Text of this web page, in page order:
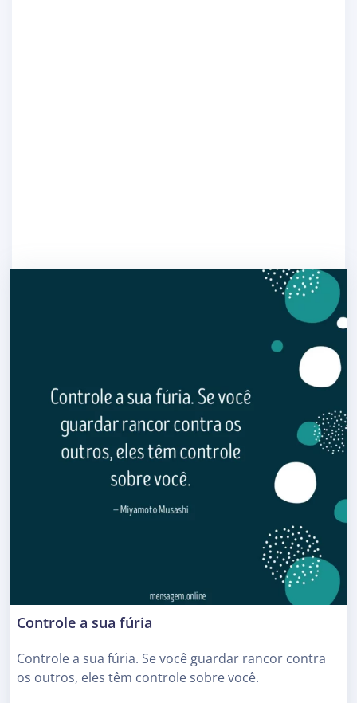
Controle a sua fúria
Controle a sua fúria. Se você guardar rancor contra
os outros, eles têm controle sobre você.